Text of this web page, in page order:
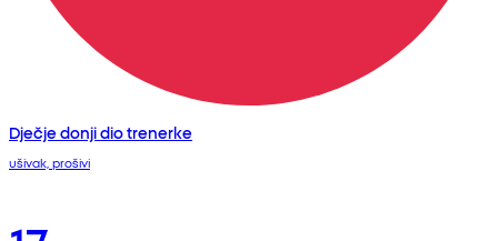
Dječje donji dio trenerke
ušivak, prošivi